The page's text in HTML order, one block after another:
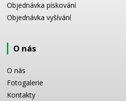
Objednávka pískování
Objednávka vyšívání
O nás
O nás
Fotogalerie
Kontakty